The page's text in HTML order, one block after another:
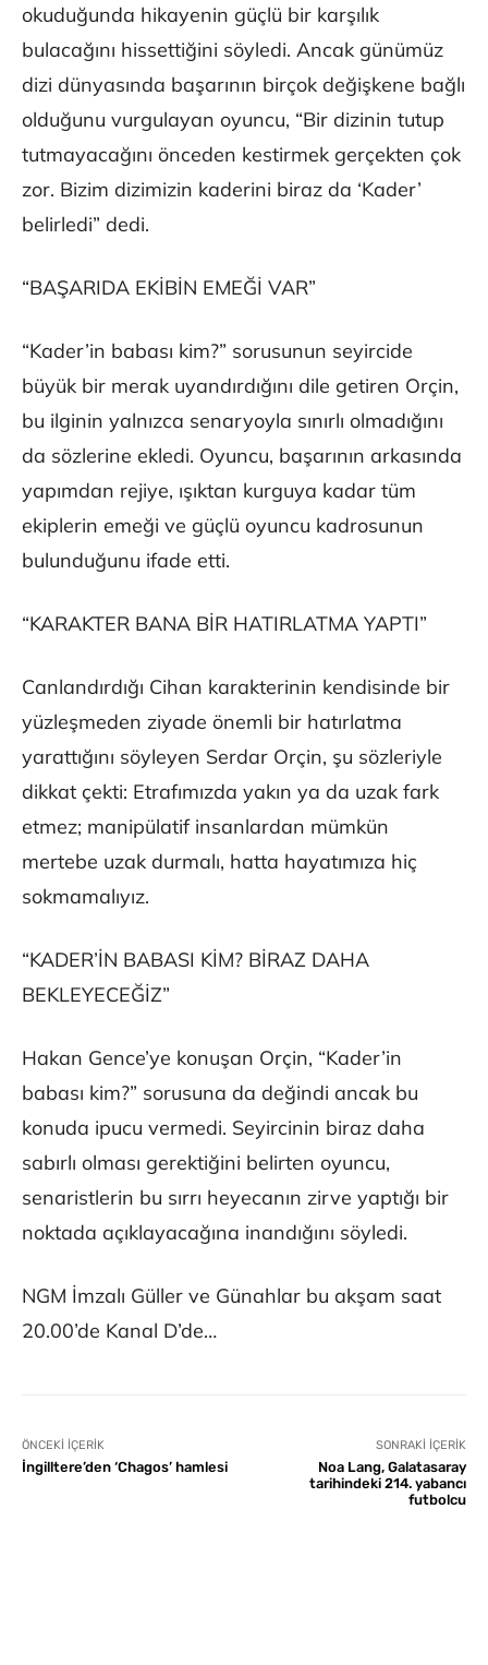
okuduğunda hikayenin güçlü bir karşılık
bulacağını hissettiğini söyledi. Ancak günümüz
dizi dünyasında başarının birçok değişkene bağlı
olduğunu vurgulayan oyuncu, “Bir dizinin tutup
tutmayacağını önceden kestirmek gerçekten çok
zor. Bizim dizimizin kaderini biraz da ‘Kader’
belirledi” dedi.
“BAŞARIDA EKİBİN EMEĞİ VAR”
“Kader’in babası kim?” sorusunun seyircide
büyük bir merak uyandırdığını dile getiren Orçin,
bu ilginin yalnızca senaryoyla sınırlı olmadığını
da sözlerine ekledi. Oyuncu, başarının arkasında
yapımdan rejiye, ışıktan kurguya kadar tüm
ekiplerin emeği ve güçlü oyuncu kadrosunun
bulunduğunu ifade etti.
“KARAKTER BANA BİR HATIRLATMA YAPTI”
Canlandırdığı Cihan karakterinin kendisinde bir
yüzleşmeden ziyade önemli bir hatırlatma
yarattığını söyleyen Serdar Orçin, şu sözleriyle
dikkat çekti: Etrafımızda yakın ya da uzak fark
etmez; manipülatif insanlardan mümkün
mertebe uzak durmalı, hatta hayatımıza hiç
sokmamalıyız.
“KADER’İN BABASI KİM? BİRAZ DAHA
BEKLEYECEĞİZ”
Hakan Gence’ye konuşan Orçin, “Kader’in
babası kim?” sorusuna da değindi ancak bu
konuda ipucu vermedi. Seyircinin biraz daha
sabırlı olması gerektiğini belirten oyuncu,
senaristlerin bu sırrı heyecanın zirve yaptığı bir
noktada açıklayacağına inandığını söyledi.
NGM İmzalı Güller ve Günahlar bu akşam saat
20.00’de Kanal D’de…
ÖNCEKI İÇERIK
İngilltere’den ‘Chagos’ hamlesi
SONRAKI İÇERIK
Noa Lang, Galatasaray
tarihindeki 214. yabancı
futbolcu